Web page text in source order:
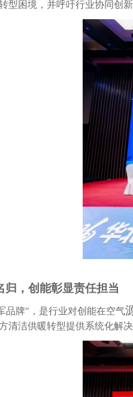
型困境，并呼吁行业协同创
归，创能彰显责任担当
品牌"，是行业对创能在空气
清洁供暖转型提供系统化解决